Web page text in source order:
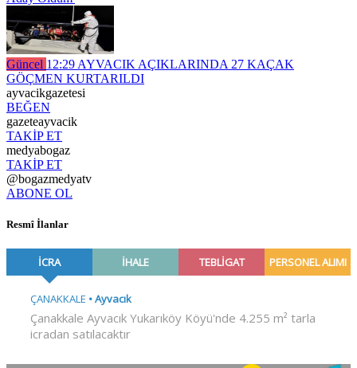
Güncel 12:29 AYVACIK AÇIKLARINDA 27 KAÇAK
GÖÇMEN KURTARILDI
ayvacikgazetesi
BEĞEN
gazeteayvacik
TAKİP ET
medyabogaz
TAKİP ET
@bogazmedyatv
ABONE OL
Resmî İlanlar